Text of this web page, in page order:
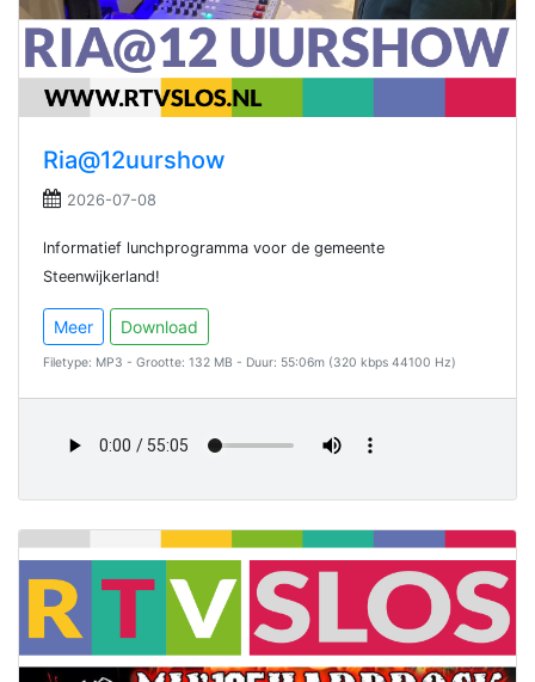
Ria@12uurshow
2026-07-08
lnformatief lunchprogramma voor de gemeente
Steenwijkerland!
Meer Download
Filetype: MP3 - Grootte: 132 MB - Duur: 55:06m (320 kbps 44100 Hz)